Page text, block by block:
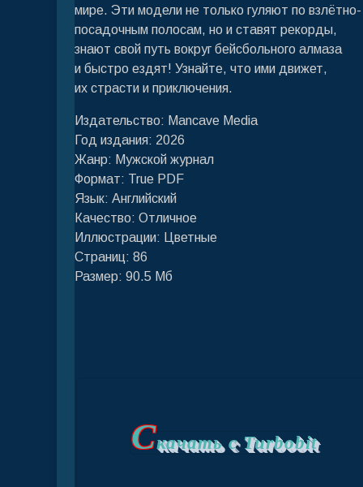
мире. Эти модели не только гуляют по взлётно-
посадочным полосам, но и ставят рекорды,
знают свой путь вокруг бейсбольного алмаза
и быстро ездят! Узнайте, что ими движет,
их страсти и приключения.
Издательство: Mancave Media
Год издания: 2026
Жанр: Мужской журнал
Формат: True PDF
Язык: Английский
Качество: Отличное
Иллюстрации: Цветные
Страниц: 86
Размер: 90.5 Мб
Скачать с Turbobit